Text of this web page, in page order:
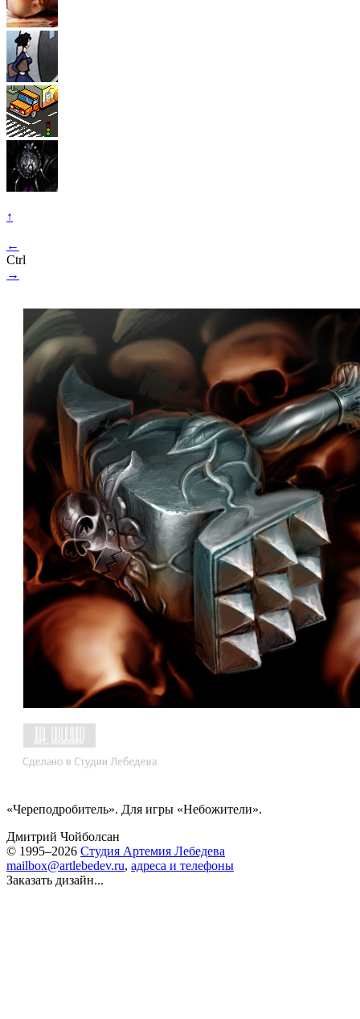
↑
←
Ctrl
→
«Череподробитель». Для игры «Небожители».
Дмитрий Чойболсан
© 1995–2026 Студия Артемия Лебедева
mailbox@artlebedev.ru, адреса и телефоны
Заказать дизайн...